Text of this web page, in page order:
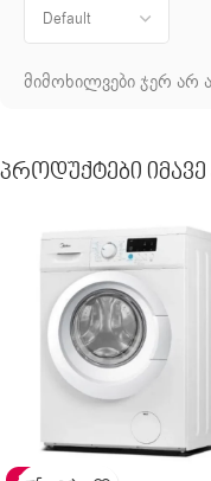
მიმოხილვები ჯერ არ
Პროდუქტები